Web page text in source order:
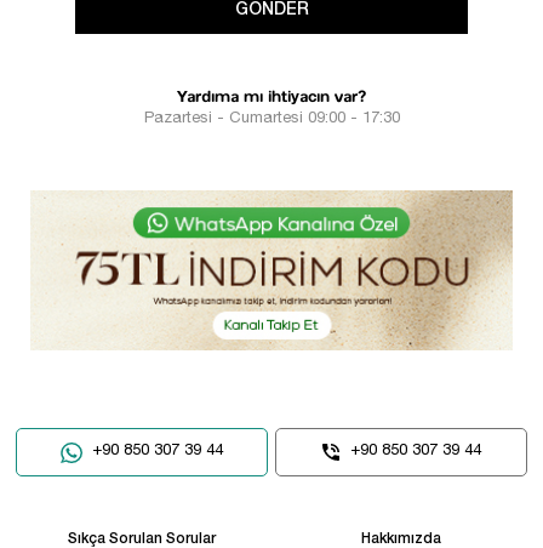
GÖNDER
Yardıma mı ihtiyacın var?
Pazartesi - Cumartesi 09:00 - 17:30
+90 850 307 39 44 +90 850 307 39 44
Sıkça Sorulan Sorular Hakkımızda